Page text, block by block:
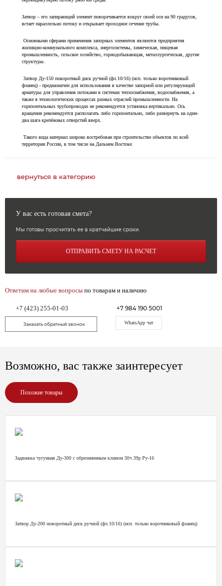
Затвор – его запирающий элемент поворачивается вокруг своей оси на 90 градусов,
встает параллельно потоку и открывает проходное сечение трубы.
Основными сферами применения запорных элементов являются предприятия
жилищно-коммунального комплекса, энергосистемы, химическая, пищевая
промышленность, сельское хозяйство, горнодобывающая, металлургическая, другие
структуры.
Затвор Ду-150 поворотный диск ручной (фл.10/16) (исп. только воротниковый
фланец) - предназначен для использования в качестве запорной или регулирующей
арматуры для управления потоками в системах теплоснабжения, водоснабжения, а
также в технологических процессах разных отраслей промышленности. На
горизонтальных трубопроводах не рекомендуется установка вертикально. Ось
вращения рекомендуется располагать либо горизонтально, либо развернуть на один-
два шага крепёжных отверстий вверх.
Такого вида материал широко востребован при строительстве объектов по всей
территории России, в том числе на Дальнем Востоке.
вернуться в категорию
У вас есть готовая смета?
Мы готовы просчитать ее в кратчайшие сроки.
ОТПРАВИТЬ СМЕТУ НА РАСЧЕТ
Ответим на любые вопросы по товарам и наличию
+7 (423) 255-01-03
Заказать обратный звонок
+7 984 190 5001
WhatsApp чат
Возможно, вас также заинтересует
Похожие товары
Задвижка чугунная Ду-300 с обрезиненным клином 30ч 39р Ру-16
Затвор Ду-200 поворотный диск ручной (фл.10/16) (исп. только воротниковый фланец)